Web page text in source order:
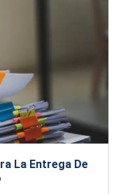
La Entrega De